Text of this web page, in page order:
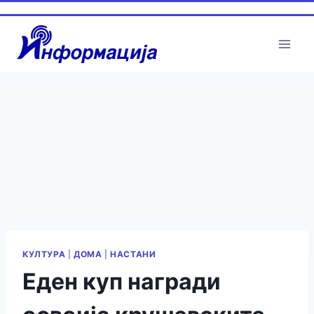
КУЛТУРА ДОМА |НАСТАНИ
Eден куп награди